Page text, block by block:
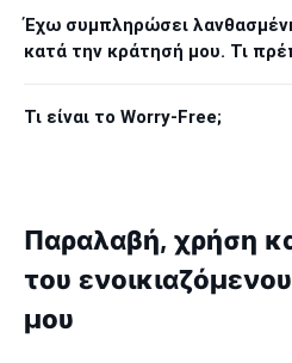
Έχω συμπληρώσει
κατά την κράτησή μου. Τι
Τι είναι το Worry-Free;
Παραλαβή, χρήση
του
μου